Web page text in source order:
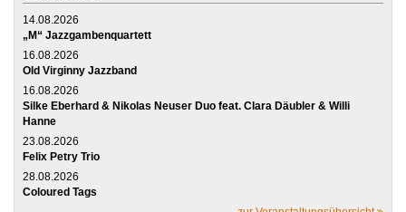
14.08.2026
„M“ Jazzgambenquartett
16.08.2026
Old Virginny Jazzband
16.08.2026
Silke Eberhard & Nikolas Neuser Duo feat. Clara Däubler & Willi
Hanne
23.08.2026
Felix Petry Trio
28.08.2026
Coloured Tags